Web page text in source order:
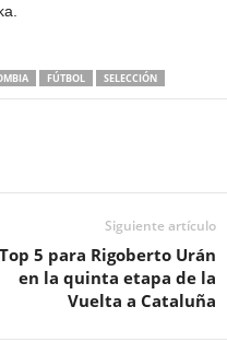
FÚTBOL SELECCIÓN
Siguiente artículo
Top 5 para Rigoberto Urán
en la quinta etapa de la
Vuelta a Cataluña